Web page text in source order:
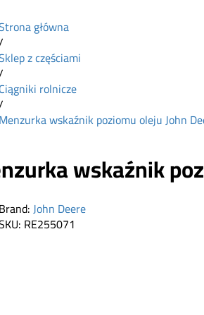
główna
z częściami
Ciągniki rolnicze
Menzurka wskaźnik poziomu oleju John
wskaźnik
Brand:John Deere
RE255071